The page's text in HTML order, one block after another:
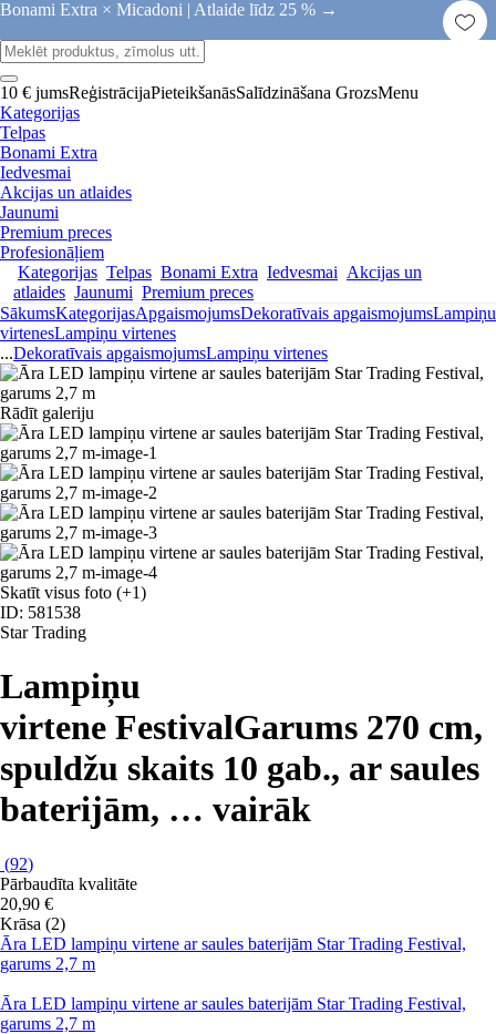
Bonami Extra × Micadoni | Atlaide līdz 25 % →
10 € jumsReģistrācijaPieteikšanāsSalīdzināšana GrozsMenu
Kategorijas
Telpas
Bonami Extra
Iedvesmai
Akcijas un atlaides
Jaunumi
Premium preces
Profesionāļiem
Kategorijas Telpas Bonami Extra Iedvesmai Akcijas un
atlaides Jaunumi Premium preces
SākumsKategorijasApgaismojumsDekoratīvais apgaismojumsLampiņu
virtenesLampiņu virtenes
...Dekoratīvais apgaismojumsLampiņu virtenes
Rādīt galeriju
Skatīt visus foto (+1)
ID: 581538
Star Trading
Lampiņu
virtene FestivalGarums 270 cm,
spuldžu skaits 10 gab., ar saules
baterijām, … vairāk
(92)
Pārbaudīta kvalitāte
20,90 €
Krāsa (2)
Āra LED lampiņu virtene ar saules baterijām Star Trading Festival,
garums 2,7 m
Āra LED lampiņu virtene ar saules baterijām Star Trading Festival,
garums 2,7 m